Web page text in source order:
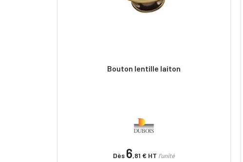
Bouton lentille laiton
Dès 6,81 € HT l'unité